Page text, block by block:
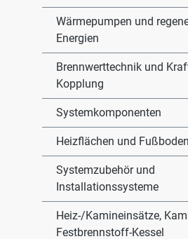
Wärmepumpen und
Energien
Brennwerttechnik und
Kopplung
Systemkomponenten
Heizflächen und
Systemzubehör und
Installationssysteme
Heiz-/Kamineinsätze,
Festbrennstoff-Kessel